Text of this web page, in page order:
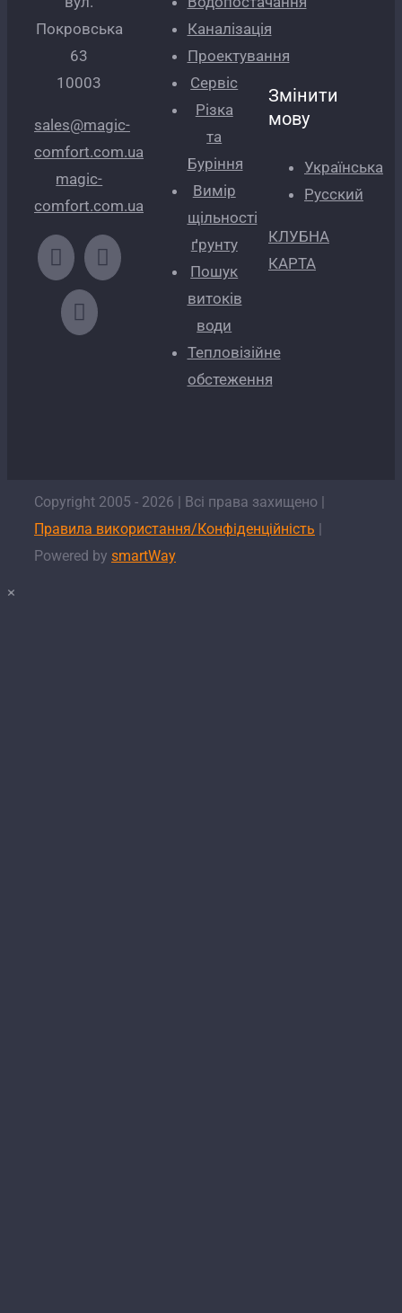
Покровська
63
10003
sales@magic-
comfort.com.ua
magic-
comfort.com.ua
Каналізація
Проектування
Сервіс
Різка
та
Буріння
Вимір
щільності
ґрунту
Пошук
витоків
води
Тепловізійне
обстеження
Змінити
мову
Українська
Русский
КЛУБНА
КАРТА
Copyright 2005 - 2026 | Всі права захищено |
Правила використання/Конфіденційність
Powered by smartWay
×